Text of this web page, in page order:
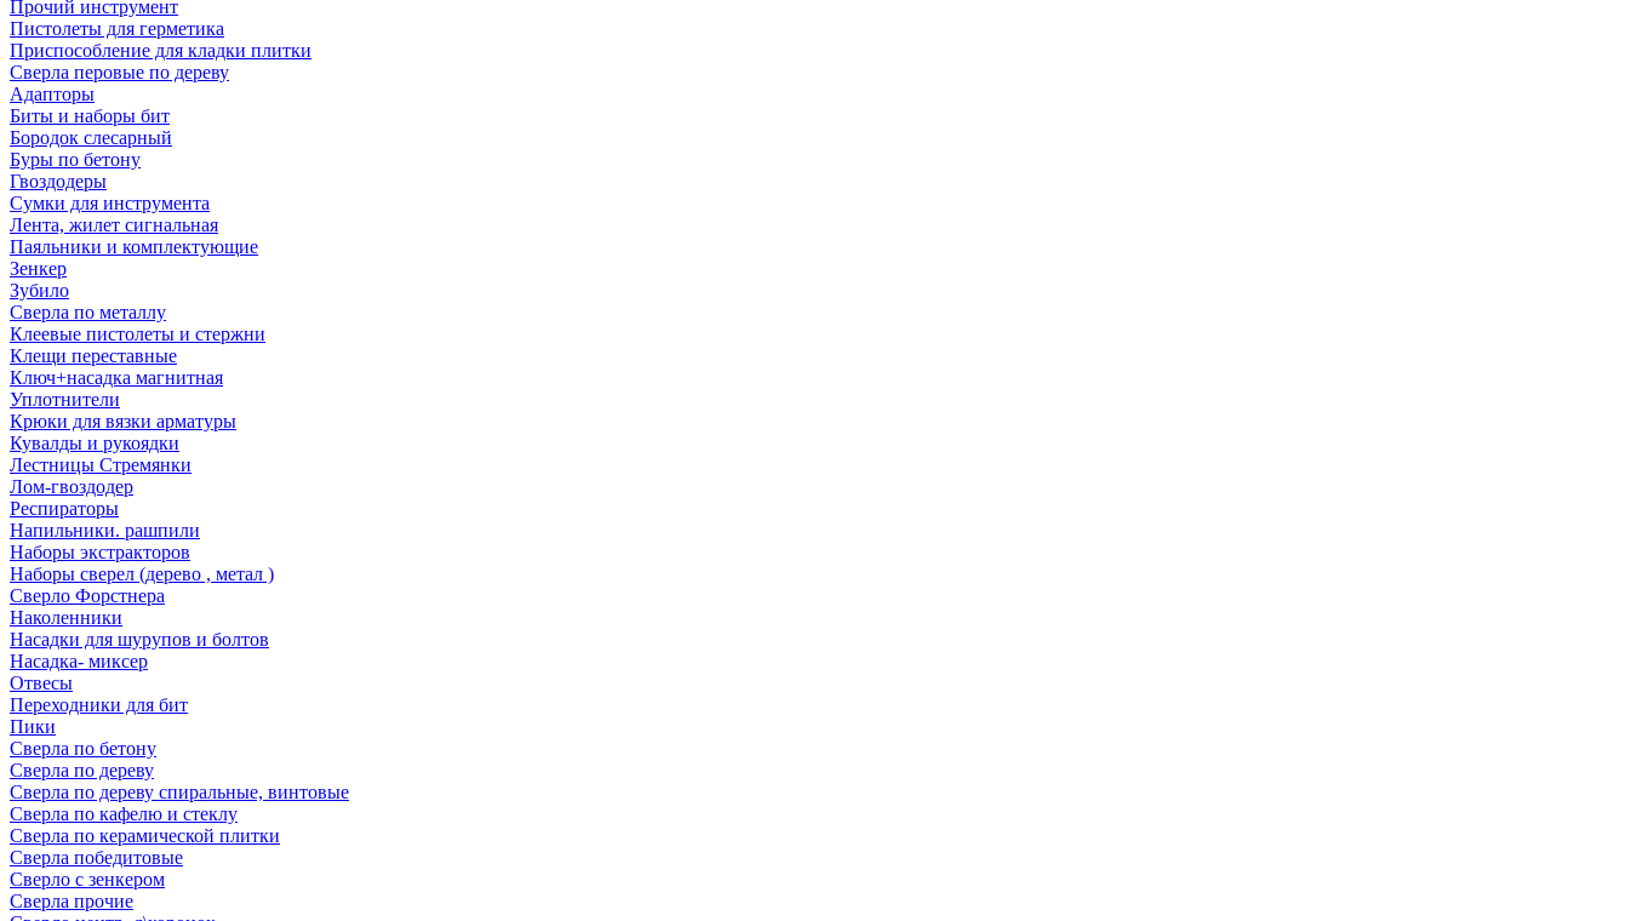
Прочий инструмент
Пистолеты для герметика
Приспособление для кладки плитки
Сверла перовые по дереву
Адапторы
Биты и наборы бит
Бородок слесарный
Буры по бетону
Гвоздодеры
Сумки для инструмента
Лента, жилет сигнальная
Паяльники и комплектующие
Зенкер
Зубило
Сверла по металлу
Клеевые пистолеты и стержни
Клещи переставные
Ключ+насадка магнитная
Уплотнители
Крюки для вязки арматуры
Кувалды и рукоядки
Лестницы Стремянки
Лом-гвоздодер
Респираторы
Напильники. рашпили
Наборы экстракторов
Наборы сверел (дерево , метал )
Сверло Форстнера
Наколенники
Насадки для шурупов и болтов
Насадка- миксер
Отвесы
Переходники для бит
Пики
Сверла по бетону
Сверла по дереву
Сверла по дереву спиральные, винтовые
Сверла по кафелю и стеклу
Сверла по керамической плитки
Сверла победитовые
Сверло с зенкером
Сверла прочие